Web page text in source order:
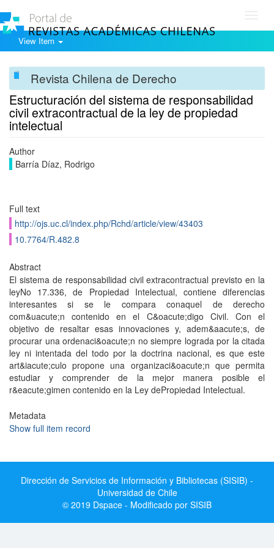
View Item
Revista Chilena de Derecho
Estructuración del sistema de responsabilidad
civil extracontractual de la ley de propiedad
intelectual
Author
Barría Díaz, Rodrigo
Full text
http://ojs.uc.cl/index.php/Rchd/article/view/43403
10.7764/R.482.8
Abstract
El sistema de responsabilidad civil extracontractual previsto en la
leyNo 17.336, de Propiedad Intelectual, contiene diferencias
interesantes si se le compara conaquel de derecho
com&uacute;n contenido en el C&oacute;digo Civil. Con el
objetivo de resaltar esas innovaciones y, adem&aacute;s, de
procurar una ordenaci&oacute;n no siempre lograda por la citada
ley ni intentada del todo por la doctrina nacional, es que este
art&iacute;culo propone una organizaci&oacute;n que permita
estudiar y comprender de la mejor manera posible el
r&eacute;gimen contenido en la Ley dePropiedad Intelectual.
Metadata
Show full item record
Dirección de Servicios de Información y Bibliotecas (SISIB) -
Universidad de Chile
© 2019 Dspace - Modificado por SISIB